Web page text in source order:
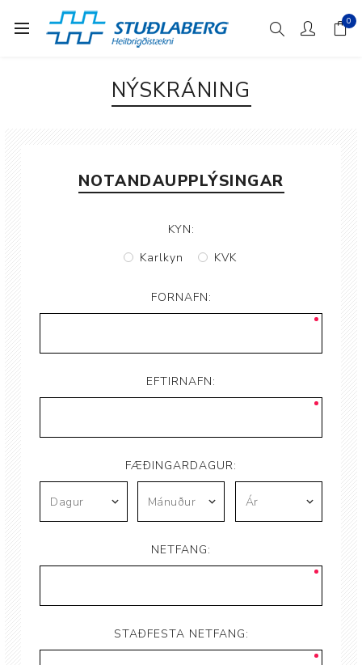
0
NÝSKRÁNING
NOTANDAUPPLÝSINGAR
KYN:
Karlkyn
KVK
FORNAFN:
EFTIRNAFN:
FÆÐINGARDAGUR:
NETFANG:
STAÐFESTA NETFANG: